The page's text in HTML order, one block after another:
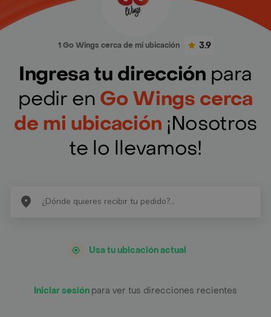
1 Go Wings cerca de mi ubicación 3.9
Ingresa tu dirección para
pedir en Go Wings cerca
de mi ubicación ¡Nosotros
te lo llevamos!
Usa tu ubicación actual
Iniciar sesión para ver tus direcciones recientes